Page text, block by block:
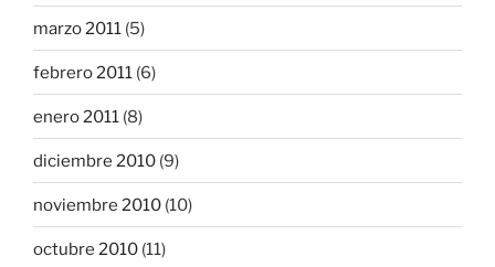
marzo 2011 (5)
febrero 2011 (6)
enero 2011 (8)
diciembre 2010 (9)
noviembre 2010 (10)
octubre 2010 (11)